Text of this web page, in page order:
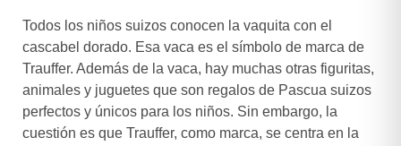
Todos los niños suizos conocen la vaquita con el
cascabel dorado. Esa vaca es el símbolo de marca de
Trauffer. Además de la vaca, hay muchas otras figuritas,
animales y juguetes que son regalos de Pascua suizos
perfectos y únicos para los niños. Sin embargo, la
cuestión es que Trauffer, como marca, se centra en la